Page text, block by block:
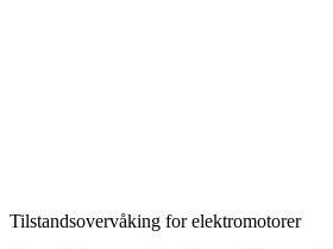
Tilstandsovervåking for elektromotorer